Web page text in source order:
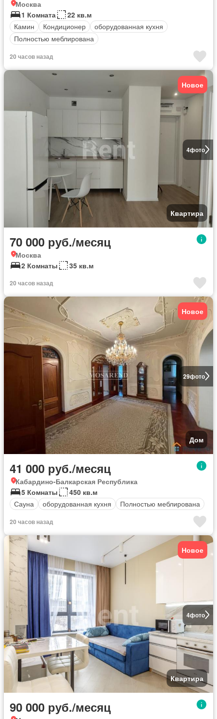
Москва
1 Комната
22 кв.м
Камин
Кондиционер
оборудованная кухня
Полностью меблирована
20 часов назад
4фото
Новое
Квартира
70 000 руб./месяц
Москва
2 Комнаты
35 кв.м
20 часов назад
29фото
Новое
Дом
41 000 руб./месяц
Кабардино-Балкарская Республика
5 Комнаты
450 кв.м
Сауна
оборудованная кухня Полностью меблирована
20 часов назад
4фото
Новое
Квартира
90 000 руб./месяц